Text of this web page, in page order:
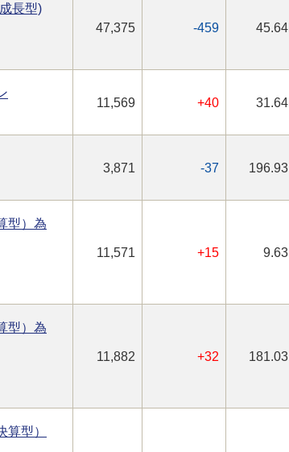
長型)
47,375 -459 45.64
11,569 +40 31.64
3,871 -37 196.93
型）為
11,571 +15 9.63
型）為
11,882 +32 181.03
型）